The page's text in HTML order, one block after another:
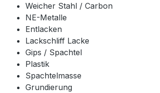
Weicher Stahl / Carbon
NE-Metalle
Entlacken
Lackschliff Lacke
Gips / Spachtel
Plastik
Spachtelmasse
Grundierung